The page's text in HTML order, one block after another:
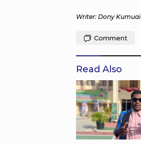
Writer: Dony Kumuai
Comment
Read Also